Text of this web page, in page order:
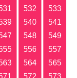
532
533
540
541
548
549
556
557
564
565
572 573